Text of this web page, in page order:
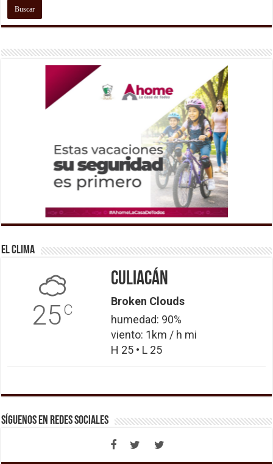
El Clima
25C
Culiacán
Broken Clouds
humedad: 90%
viento: 1km / h mi
H 25 • L 25
Síguenos en Redes Sociales